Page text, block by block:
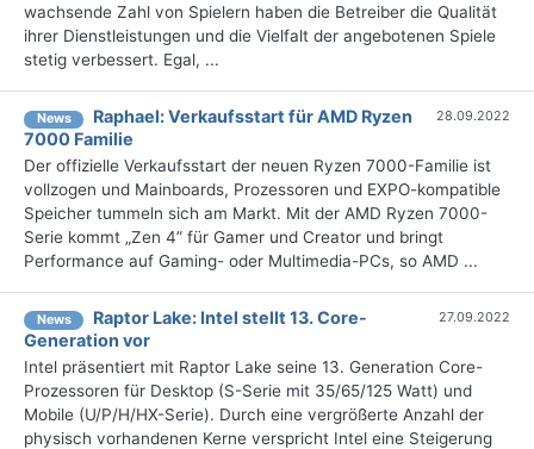
wachsende Zahl von Spielern haben die Betreiber die Qualität
ihrer Dienstleistungen und die Vielfalt der angebotenen Spiele
stetig verbessert. Egal, ...
News
Raphael: Verkaufsstart für AMD Ryzen
7000 Familie
28.09.2022
Der offizielle Verkaufsstart der neuen Ryzen 7000-Familie ist
vollzogen und Mainboards, Prozessoren und EXPO-kompatible
Speicher tummeln sich am Markt. Mit der AMD Ryzen 7000-
Serie kommt „Zen 4” für Gamer und Creator und bringt
Performance auf Gaming- oder Multimedia-PCs, so AMD ...
News
Raptor Lake: Intel stellt 13. Core-
Generation vor
27.09.2022
Intel präsentiert mit Raptor Lake seine 13. Generation Core-
Prozessoren für Desktop (S-Serie mit 35/65/125 Watt) und
Mobile (U/P/H/HX-Serie). Durch eine vergrößerte Anzahl der
physisch vorhandenen Kerne verspricht Intel eine Steigerung